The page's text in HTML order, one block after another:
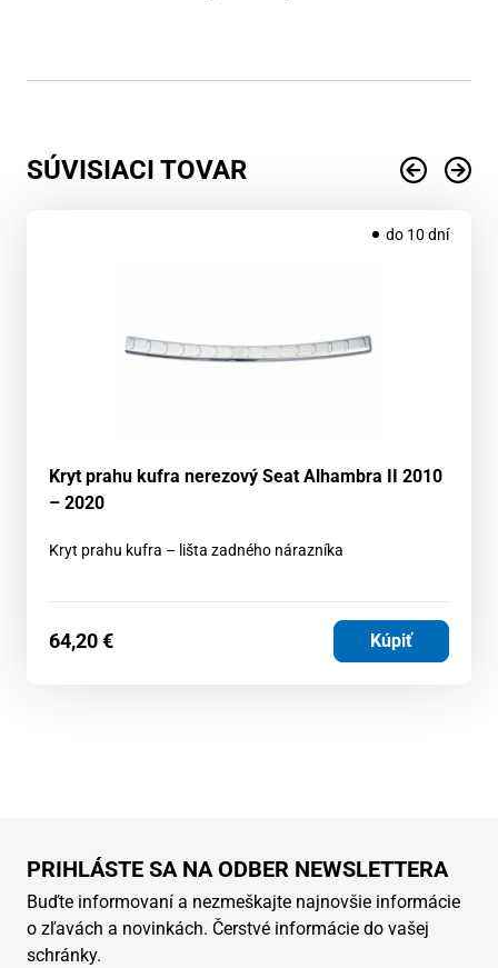
SÚVISIACI TOVAR
do 10 dní
Kryt prahu kufra nerezový Seat Alhambra II 2010
– 2020
Kryt prahu kufra – lišta zadného nárazníka
64,20€ Kúpiť
PRIHLÁSTE SA NA ODBER NEWSLETTERA
Buďte informovaní a nezmeškajte najnovšie informácie
o zľavách a novinkách. Čerstvé informácie do vašej
schránky.